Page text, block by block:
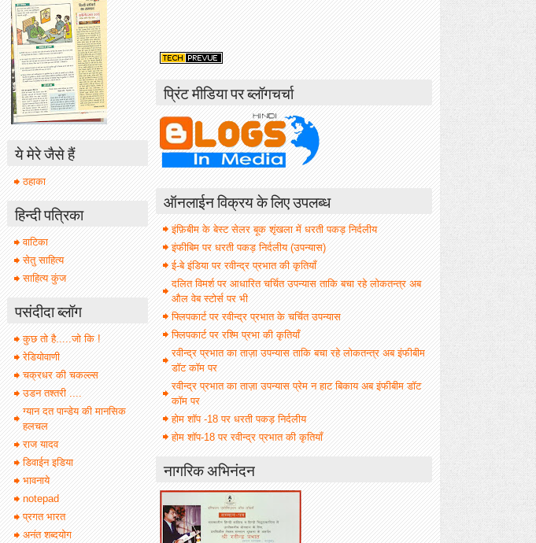
प्रिंट मीडिया पर ब्लॉगचर्चा
ऑनलाईन विक्रय के लिए उपलब्ध
इंफ़िबीम के बेस्ट सेलर बूक शृंखला में धरती पकड़ निर्दलीय
इंफीबिम पर धरती पकड़ निर्दलीय (उपन्यास)
ई-बे इंडिया पर रवीन्द्र प्रभात की कृतियाँ
दलित विमर्श पर आधारित चर्चित उपन्यास ताकि बचा रहे लोकतन्त्र अब
औल वेब स्टोर्स पर भी
फ्लिपकार्ट पर रवीन्द्र प्रभात के चर्चित उपन्यास
फ्लिपकार्ट पर रश्मि प्रभा की कृतियाँ
रवीन्द्र प्रभात का ताज़ा उपन्यास ताकि बचा रहे लोकतन्त्र अब इंफीबीम
डॉट कॉम पर
रवीन्द्र प्रभात का ताज़ा उपन्यास प्रेम न हाट बिकाय अब इंफीबीम डॉट
कॉम पर
होम शॉप -18 पर धरती पकड़ निर्दलीय
होम शॉप-18 पर रवीन्द्र प्रभात की कृतियाँ
नागरिक अभिनंदन
ये मेरे जैसे हैं
ठहाका
हिन्दी पत्रिका
वाटिका
सेतु साहित्य
साहित्य कुंज
पसंदीदा ब्लॉग
कुछ तो है.....जो कि !
रेडियोवाणी
चक्रधर की चकल्ल्स
उडन तश्तरी ....
ग्यान दत पान्डेय की मानसिक
हलचल
राज यादव
डिवाईन इडिया
भावनाये
notepad
प्रगत भारत
अनंत शब्दयोग